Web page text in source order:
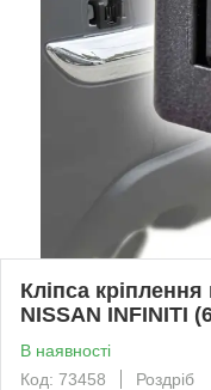
Кліпса
NISSAN INFINITI
В наявності
Код: 73458
Роздріб